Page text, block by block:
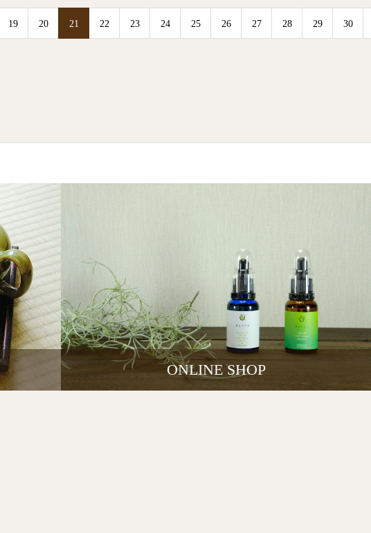
19 20 21 22 23 24 25 26 27 28 29 30
ONLINE SHOP